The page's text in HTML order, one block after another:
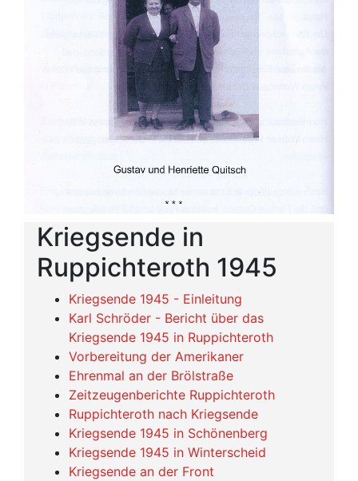
Kriegsende in
Ruppichteroth 1945
Kriegsende 1945 - Einleitung
Karl Schröder - Bericht über das
Kriegsende 1945 in Ruppichteroth
Vorbereitung der Amerikaner
Ehrenmal an der Brölstraße
Zeitzeugenberichte Ruppichteroth
Ruppichteroth nach Kriegsende
Kriegsende 1945 in Schönenberg
Kriegsende 1945 in Winterscheid
Kriegsende an der Front